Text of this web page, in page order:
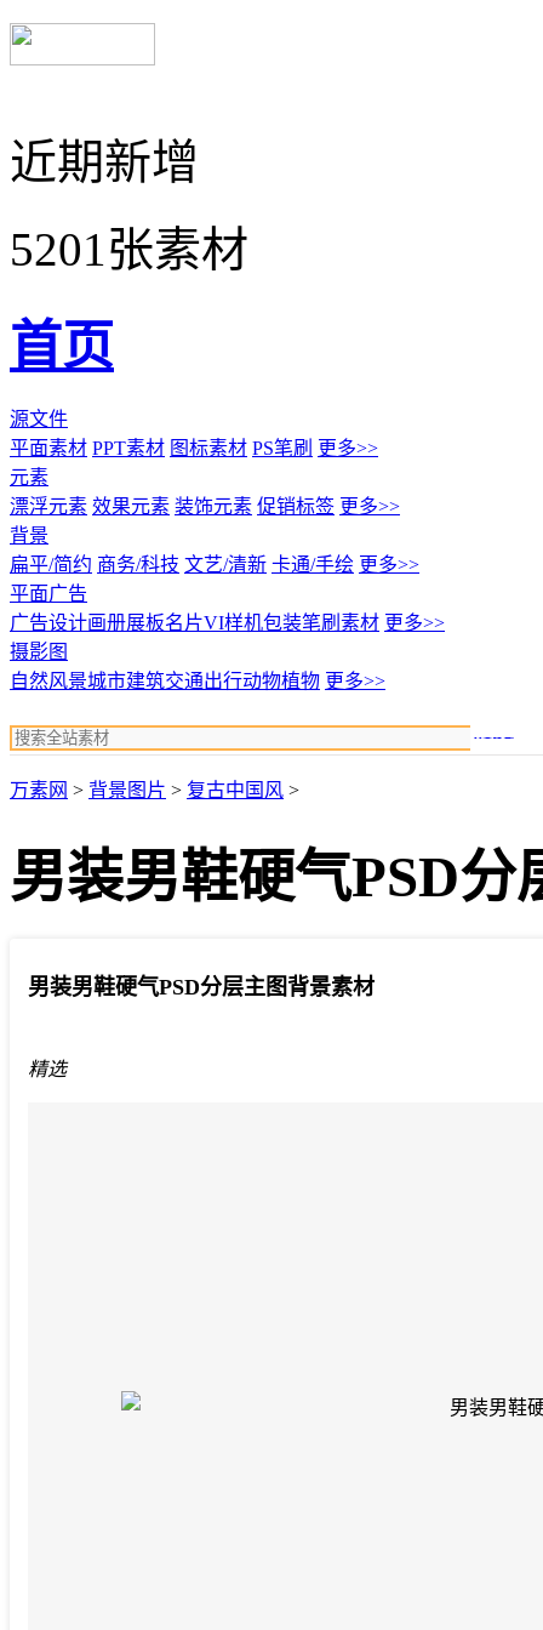
近期新增
5201张素材
首页
源文件
平面素材 PPT素材 图标素材 PS笔刷 更多>>
元素
漂浮元素 效果元素 装饰元素 促销标签 更多>>
背景
扁平/简约 商务/科技 文艺/清新 卡通/手绘 更多>>
平面广告
广告设计画册展板名片VI样机包装笔刷素材 更多>>
摄影图
自然风景城市建筑交通出行动物植物 更多>>
万素网 > 背景图片 > 复古中国风 >
男装男鞋硬气PSD
男装男鞋硬气PSD分层主图背景素材
精选